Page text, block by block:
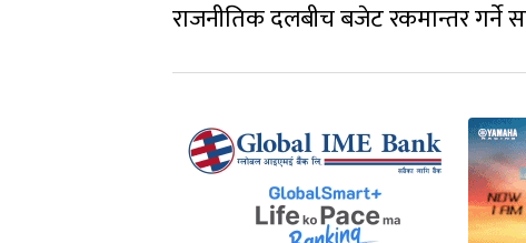
राजनीतिक दलबीच बजेट रकमान्तर गर्ने